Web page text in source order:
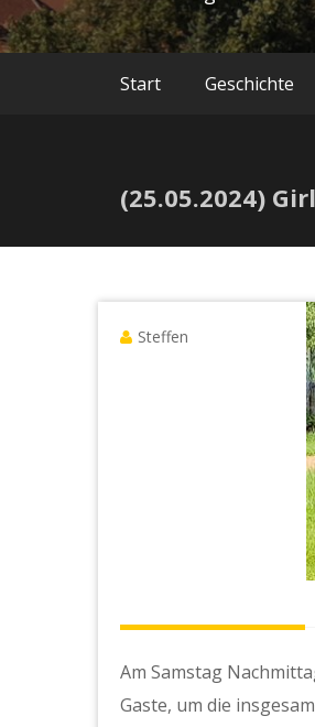
Start Geschichte
(25.05.2024)
Steffen
Am Samstag
Gaste, um die